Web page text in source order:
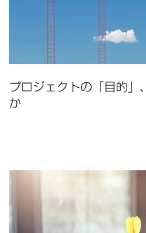
プロジェクトの「目的」
か